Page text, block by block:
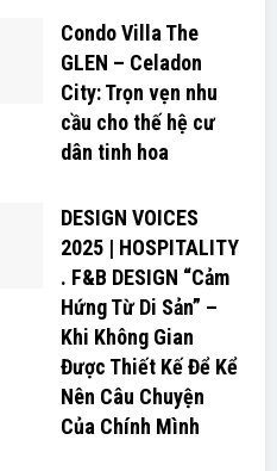
Condo Villa The
GLEN – Celadon
City: Trọn vẹn nhu
cầu cho thế hệ cư
dân tinh hoa
DESIGN VOICES
2025 | HOSPITALITY
. F&B DESIGN “Cảm
Hứng Từ Di Sản” –
Khi Không Gian
Được Thiết Kế Để Kể
Nên Câu Chuyện
Của Chính Mình